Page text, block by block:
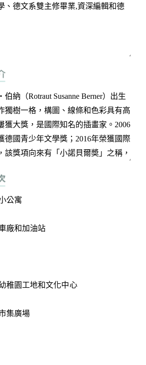
公寓
廠和加油站
稚園工地和文化中心
集廣場